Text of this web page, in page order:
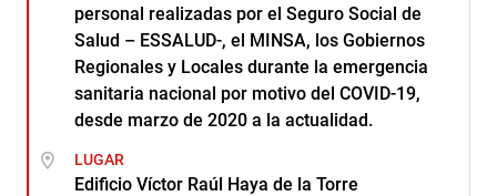
personal realizadas por el Seguro Social de
Salud – ESSALUD-, el MINSA, los Gobiernos
Regionales y Locales durante la emergencia
sanitaria nacional por motivo del COVID-19,
desde marzo de 2020 a la actualidad.
LUGAR
Edificio Víctor Raúl Haya de la Torre